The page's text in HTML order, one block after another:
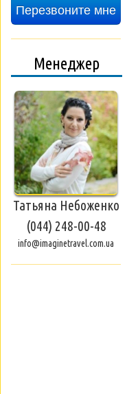
Перезвоните мне
Менеджер
Татьяна Небоженко
(044) 248-00-48
info@imaginetravel.com.ua